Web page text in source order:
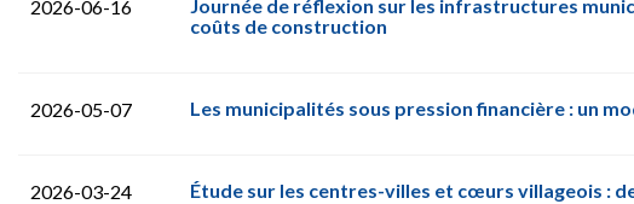
2026-06-16
Journée de réflexion sur les infrastructures
coûts de construction
2026-05-07 Les municipalités sous pression financière : un
2026-03-24 Étude sur les centres-villes et cœurs villageois :